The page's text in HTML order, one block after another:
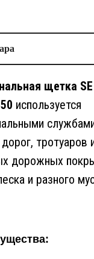
оборудование
щетка SE
используется
дорог,
дорожных
и разного